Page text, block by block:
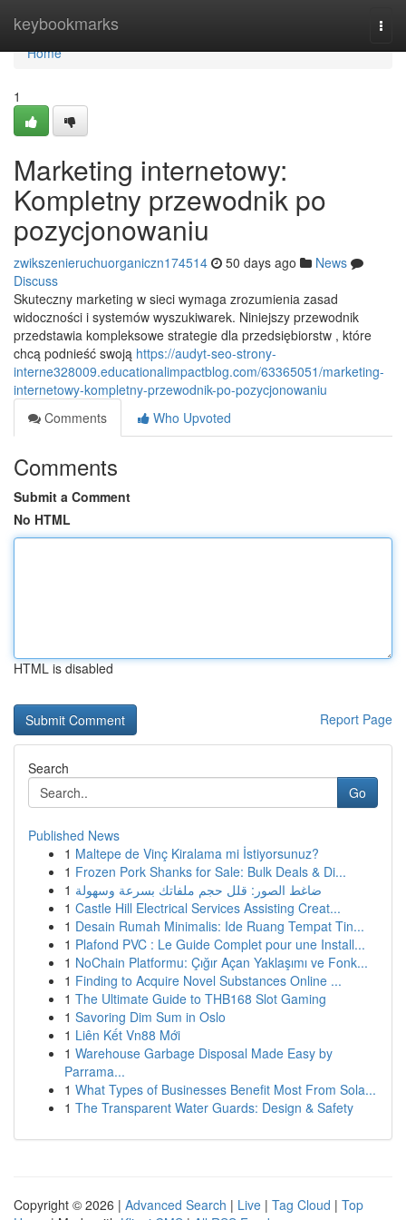
keybookmarks
Home
Home
1
Marketing internetowy:
Kompletny przewodnik po
pozycjonowaniu
zwikszenieruchuorganiczn174514 50 days ago
News
Discuss
Skuteczny marketing w sieci wymaga zrozumienia zasad
widoczności i systemów wyszukiwarek. Niniejszy przewodnik
przedstawia kompleksowe strategie dla przedsiębiorstw , które
chcą podnieść swoją https://audyt-seo-strony-
interne328009.educationalimpactblog.com/63365051/marketing-
internetowy-kompletny-przewodnik-po-pozycjonowaniu
Comments
Who Upvoted
Comments
Submit a Comment
No HTML
HTML is disabled
Report Page
Search
Go
Published News
1 Maltepe de Vinç Kiralama mi İstiyorsunuz?
1 Frozen Pork Shanks for Sale: Bulk Deals & Di...
1 ضاغط الصور: قلل حجم ملفاتك بسرعة وسهولة
1 Castle Hill Electrical Services Assisting Creat...
1 Desain Rumah Minimalis: Ide Ruang Tempat Tin...
1 Plafond PVC : Le Guide Complet pour une Install...
1 NoChain Platformu: Çığır Açan Yaklaşımı ve Fonk...
1 Finding to Acquire Novel Substances Online ...
1 The Ultimate Guide to THB168 Slot Gaming
1 Savoring Dim Sum in Oslo
1 Liên Kết Vn88 Mới
1 Warehouse Garbage Disposal Made Easy by
Parrama...
1 What Types of Businesses Benefit Most From Sola...
1 The Transparent Water Guards: Design & Safety
Copyright © 2026 | Advanced Search | Live | Tag Cloud | Top